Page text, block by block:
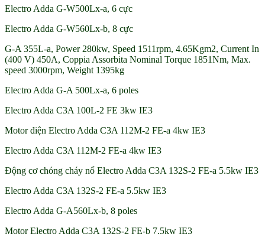
Electro Adda G-W500Lx-a, 6 cực
Electro Adda G-W560Lx-b, 8 cực
G-A 355L-a, Power 280kw, Speed 1511rpm, 4.65Kgm2, Current In
(400 V) 450A, Coppia Assorbita Nominal Torque 1851Nm, Max.
speed 3000rpm, Weight 1395kg
Electro Adda G-A 500Lx-a, 6 poles
Electro Adda C3A 100L-2 FE 3kw IE3
Motor điện Electro Adda C3A 112M-2 FE-a 4kw IE3
Electro Adda C3A 112M-2 FE-a 4kw IE3
Động cơ chóng cháy nổ Electro Adda C3A 132S-2 FE-a 5.5kw IE3
Electro Adda C3A 132S-2 FE-a 5.5kw IE3
Electro Adda G-A560Lx-b, 8 poles
Motor Electro Adda C3A 132S-2 FE-b 7.5kw IE3